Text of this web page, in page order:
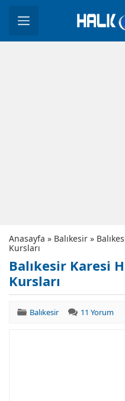
Anasayfa » Balıkesir »
Kursları
Balıkesir Karesi
Kursları
Balıkesir 11 Yorum